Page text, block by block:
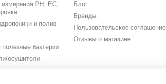
измерения PH, EC,
и полив
полезные бактерии
осушители
Блог
Бренды
Пользовательское соглашение
Отзывы о магазине